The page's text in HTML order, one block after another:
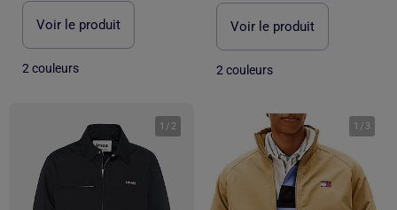
Voir le produit
2 couleurs
Voir le produit
2 couleurs
1 / 2 1 / 3